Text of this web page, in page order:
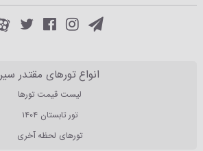
انواع تورهای مقتدر سیر
لیست قیمت تورها
تور تابستان ۱۴۰۴
تورهای لحظه آخری